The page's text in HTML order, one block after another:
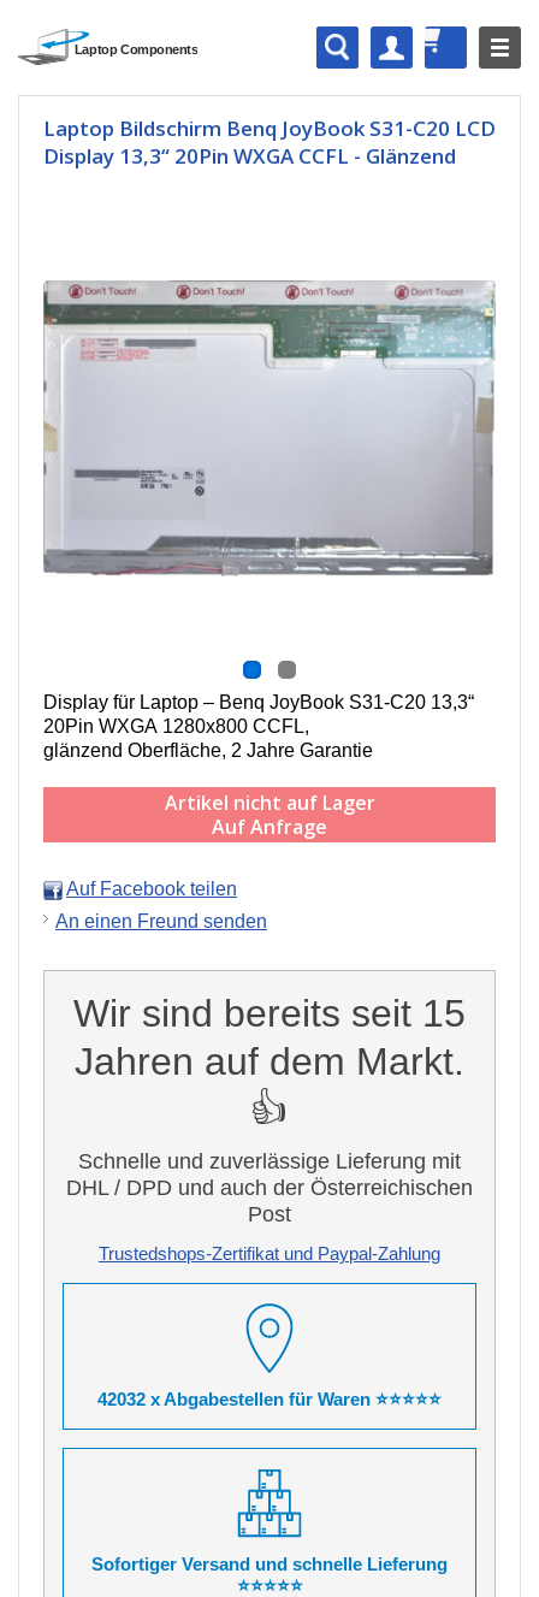
Laptop Bildschirm Benq JoyBook S31-C20 LCD
Display 13,3“ 20Pin WXGA CCFL - Glänzend
Display für Laptop – Benq JoyBook S31-C20 13,3“
20Pin WXGA 1280x800 CCFL,
g länzend Oberfläche, 2 Jahre Garantie
Artikel nicht auf Lager
Auf Anfrage
Auf Facebook teilen
An einen Freund senden
Wir sind bereits seit 15
Jahren auf dem Markt.
👍
Schnelle und zuverlässige Lieferung mit
DHL / DPD und auch der Österreichischen
Post
Trustedshops-Zertifikat und Paypal-Zahlung
42032 x Abgabestellen für Waren ⭐⭐⭐⭐⭐
Sofortiger Versand und schnelle Lieferung
⭐⭐⭐⭐⭐